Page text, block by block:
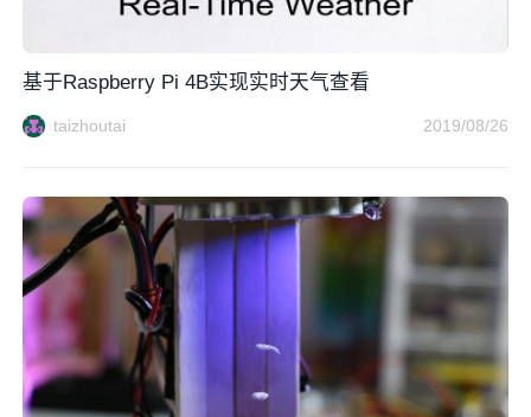
基于Raspberry Pi 4B实现实时天气查看
taizhoutai 2019/08/26